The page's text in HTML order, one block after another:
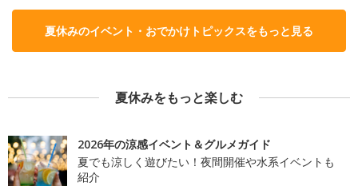
夏休みのイベント・おでかけトピックスをもっと見る
夏休みをもっと楽しむ
2026年の涼感イベント＆グルメガイド
夏でも涼しく遊びたい！夜間開催や水系イベントも
紹介